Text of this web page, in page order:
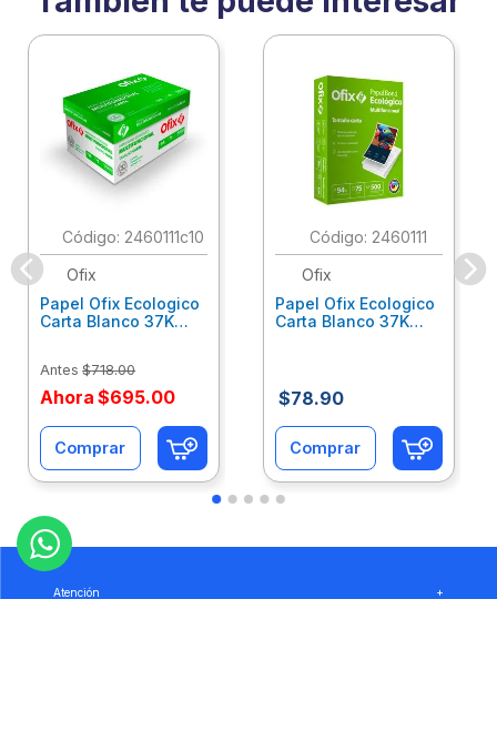
: 2460111c10
Ofix
Papel Ofix Ecologico
Carta Blanco 37K
Antes $718.00
Ahora $695.00
Comprar
: 2460111
Ofix
Papel Ofix Ecologico
Carta Blanco 37K
$78.90
Comprar
Atención
+